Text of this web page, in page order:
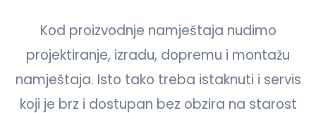
Kod proizvodnje namještaja nudimo
projektiranje, izradu, dopremu i montažu
namještaja. Isto tako treba istaknuti i servis
koji je brz i dostupan bez obzira na starost